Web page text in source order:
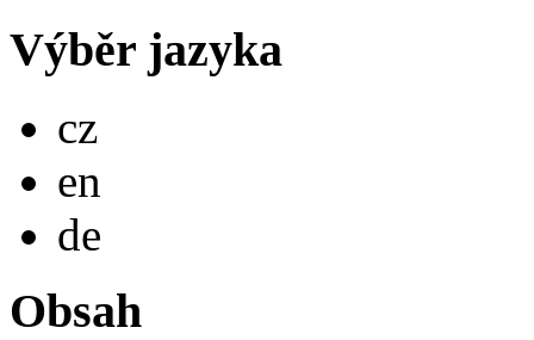
Výběr jazyka
cz
en
de
Obsah